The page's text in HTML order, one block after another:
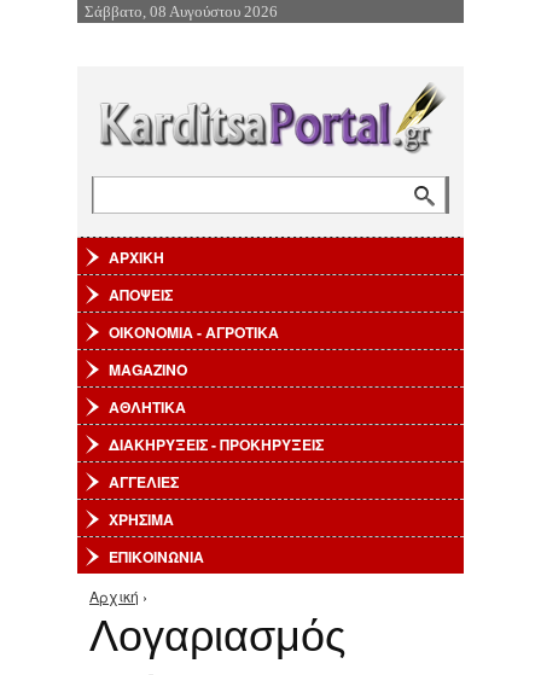
Επιστροφή στην Πλοήγηση
Σάββατο, 08 Αυγούστου 2026
ΑΡΧΙΚΗ
ΑΠΟΨΕΙΣ
ΟΙΚΟΝΟΜΙΑ - ΑΓΡΟΤΙΚΑ
MAGAZINO
ΑΘΛΗΤΙΚΑ
ΔΙΑΚΗΡΥΞΕΙΣ - ΠΡΟΚΗΡΥΞΕΙΣ
ΑΓΓΕΛΙΕΣ
ΧΡΗΣΙΜΑ
ΕΠΙΚΟΙΝΩΝΙΑ
Είστε εδώ
Αρχική ›
Λογαριασμός